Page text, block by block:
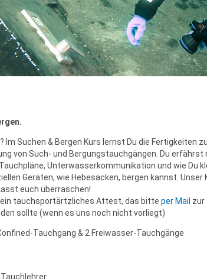
Im Suchen & Bergen Kurs lernst Du die Fertigkeiten
von Such- und Bergungstauchgängen. Du erfährst
Unterwasserkommunikation und wie Du
Geräten, wie Hebesäcken, bergen kannst. Unser
euch überraschen!
tauchsportärtzliches Attest, das bitte per Mail zur
sollte (wenn es uns noch nicht vorliegt)
Tauchgang & 2 Freiwasser-Tauchgänge